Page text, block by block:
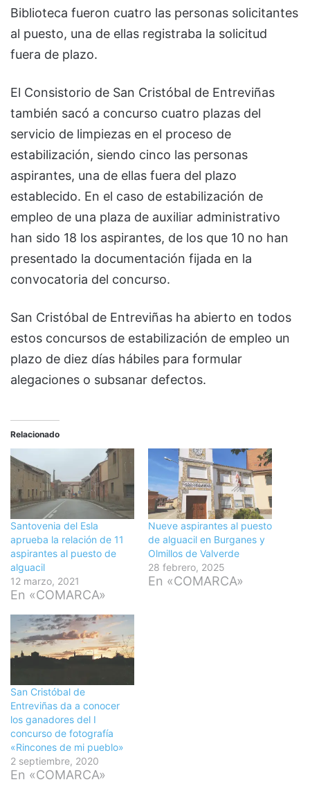
Biblioteca fueron cuatro las personas solicitantes
al puesto, una de ellas registraba la solicitud
fuera de plazo.
El Consistorio de San Cristóbal de Entreviñas
también sacó a concurso cuatro plazas del
servicio de limpiezas en el proceso de
estabilización, siendo cinco las personas
aspirantes, una de ellas fuera del plazo
establecido. En el caso de estabilización de
empleo de una plaza de auxiliar administrativo
han sido 18 los aspirantes, de los que 10 no han
presentado la documentación fijada en la
convocatoria del concurso.
San Cristóbal de Entreviñas ha abierto en todos
estos concursos de estabilización de empleo un
plazo de diez días hábiles para formular
alegaciones o subsanar defectos.
Relacionado
Santovenia del Esla
aprueba la relación de 11
aspirantes al puesto de
alguacil
12 marzo, 2021
En «COMARCA»
Nueve aspirantes al puesto
de alguacil en Burganes y
Olmillos de Valverde
28 febrero, 2025
En «COMARCA»
San Cristóbal de
Entreviñas da a conocer
los ganadores del I
concurso de fotografía
«Rincones de mi pueblo»
2 septiembre, 2020
En «COMARCA»